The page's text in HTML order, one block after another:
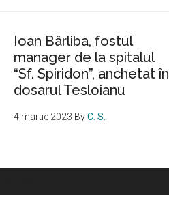
Ioan Bârliba, fostul
manager de la spitalul
“Sf. Spiridon”, anchetat în
dosarul Tesloianu
4 martie 2023 ByC. S.